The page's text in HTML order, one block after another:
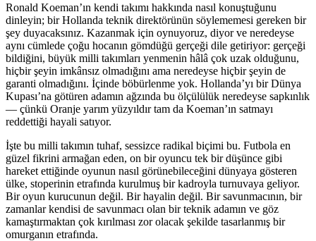
Ronald Koeman’ın kendi takımı hakkında nasıl konuştuğunu
dinleyin; bir Hollanda teknik direktörünün söylememesi gereken bir
şey duyacaksınız. Kazanmak için oynuyoruz, diyor ve neredeyse
aynı cümlede çoğu hocanın gömdüğü gerçeği dile getiriyor: gerçeği
bildiğini, büyük milli takımları yenmenin hâlâ çok uzak olduğunu,
hiçbir şeyin imkânsız olmadığını ama neredeyse hiçbir şeyin de
garanti olmadığını. İçinde böbürlenme yok. Hollanda’yı bir Dünya
Kupası’na götüren adamın ağzında bu ölçülülük neredeyse sapkınlık
— çünkü Oranje yarım yüzyıldır tam da Koeman’ın satmayı
reddettiği hayali satıyor.
İşte bu milli takımın tuhaf, sessizce radikal biçimi bu. Futbola en
güzel fikrini armağan eden, on bir oyuncu tek bir düşünce gibi
hareket ettiğinde oyunun nasıl görünebileceğini dünyaya gösteren
ülke, stoperinin etrafında kurulmuş bir kadroyla turnuvaya geliyor.
Bir oyun kurucunun değil. Bir hayalin değil. Bir savunmacının, bir
zamanlar kendisi de savunmacı olan bir teknik adamın ve göz
kamaştırmaktan çok kırılması zor olacak şekilde tasarlanmış bir
omurganın etrafında.